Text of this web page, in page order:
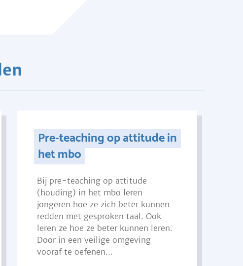
Pre-teaching op attitude in
het mbo
Bij pre-teaching op attitude
(houding) in het mbo leren
jongeren hoe ze zich beter kunnen
redden met gesproken taal. Ook
leren ze hoe ze beter kunnen leren.
Door in een veilige omgeving
vooraf te oefenen...